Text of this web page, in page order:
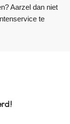
Aarzel dan niet
te